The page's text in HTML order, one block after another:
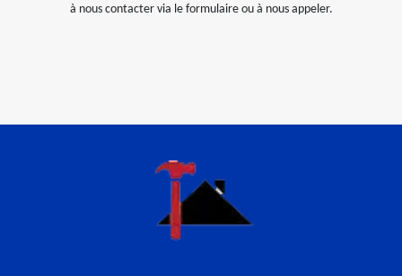
à nous contacter via le formulaire ou à nous appeler.